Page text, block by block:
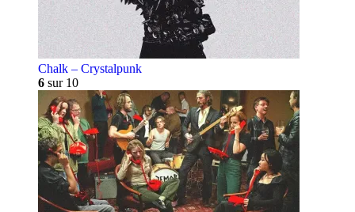
Chalk – Crystalpunk
6 sur 10